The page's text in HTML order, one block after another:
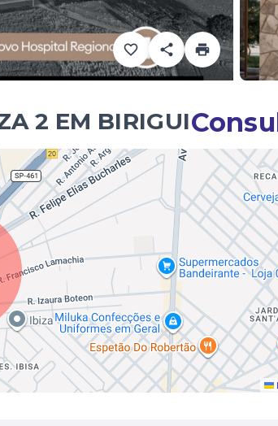
2 EM BIRIGUI